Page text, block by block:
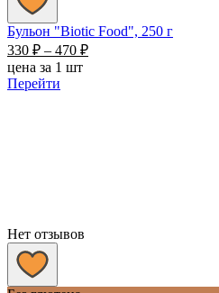
Бульон "Biotic Food", 250 г
330 ₽ – 470 ₽Диапазон
цена за 1 шт
Перейти
Нет отзывов